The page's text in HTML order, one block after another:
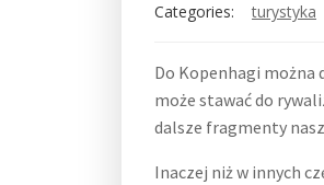
Categories: turystyka
Do Kopenhagi można
może stawać do
dalsze fragmenty
Inaczej niż w innych